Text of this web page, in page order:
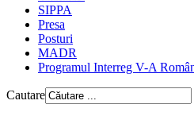
SIPPA
Presa
Posturi
MADR
Programul Interreg V-A
Cautare